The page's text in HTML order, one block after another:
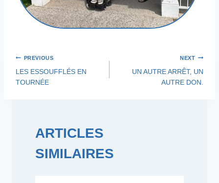
Navigation
de
PREVIOUS
LES ESSOUFFLÉS EN
TOURNÉE
NEXT
UN AUTRE ARRÊT, UN
AUTRE DON.
ARTICLES
SIMILAIRES